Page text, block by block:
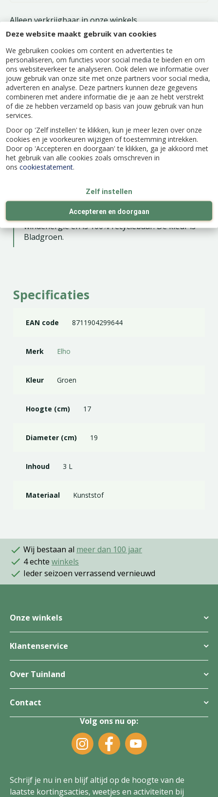
Deze website maakt gebruik van cookies
We gebruiken cookies om content en advertenties te
personaliseren, om functies voor social media te bieden en om
ons websiteverkeer te analyseren. Ook delen we informatie over
jouw gebruik van onze site met onze partners voor social media,
adverteren en analyse. Deze partners kunnen deze gegevens
combineren met andere informatie die je aan ze hebt verstrekt
of die ze hebben verzameld op basis van jouw gebruik van hun
services.
Door op 'Zelf instellen' te klikken, kun je meer lezen over onze
cookies en je voorkeuren wijzigen of toestemming intrekken.
Door op 'Accepteren en doorgaan' te klikken, ga je akkoord met
het gebruik van alle cookies zoals omschreven in
ons cookiestatement.
Zelf instellen
Accepteren en doorgaan
Alleen verkrijgbaar in onze winkels.
Beschrijving
Kweek je eigen kruiden, bloemen, groenten en
elho. De wortels van de planten krijgen de beste
beluchting en kunnen gemakkelijk water
opnemen naar behoefte. Een pot van
topkwaliteit. En de bloempot is jaar na jaar te
schotel van elho kun je de Kweekpot optimaal
gebruiken.
Gemaakt van 100% gerecycled plastic, met
windenergie en is 100% recyclebaar. De kleur is
Bladgroen.
Specificaties
EAN code 8711904299644
Merk Elho
Kleur Groen
Hoogte (cm) 17
Diameter (cm) 19
Inhoud 3 L
Materiaal Kunststof
Wij bestaan al meer dan 100 jaar
4 echte winkels
Ieder seizoen verrassend vernieuwd
Onze winkels
Klantenservice
Over Tuinland
Contact
Volg ons nu op:
Schrijf je nu in en blijf altijd op de hoogte van de
laatste kortingsacties, weetjes en activiteiten bij